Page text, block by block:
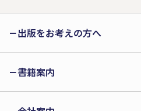
出版をお考えの方へ
書籍案内